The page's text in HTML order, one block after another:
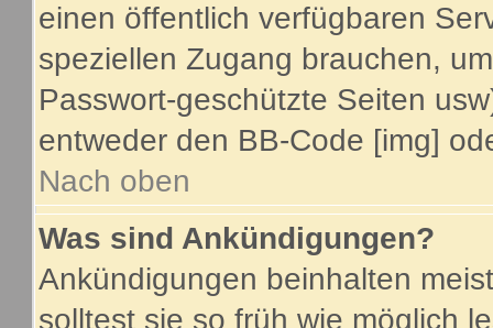
einen öffentlich verfügbaren
speziellen Zugang brauchen,
Passwort-geschützte Seiten
entweder den BB-Code [img]
Nach oben
Was sind Ankündigungen?
Ankündigungen beinhalten
solltest sie so früh wie möglich